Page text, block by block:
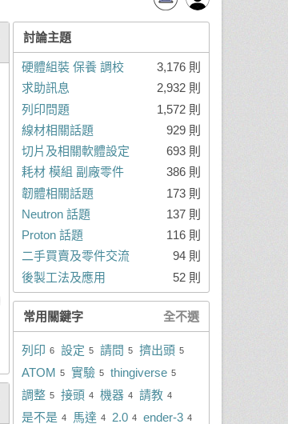
討論主題
3,176 則
硬體組裝 保養 調校
2,932 則
求助訊息
1,572 則
列印問題
929 則
線材相關話題
693 則
切片及相關軟體設定
386 則
耗材 模組 副廠零件
173 則
韌體相關話題
137 則
Neutron 話題
116 則
Proton 話題
94 則
二手買賣及零件交流
52 則
後製工法及應用
全不選
常用關鍵字
6
列印 5
設定 5
請問 5
擠出頭
5
ATOM 5
實驗 5
thingiverse
5
調整 4
接頭 4
機器 4
請教
4
是不是 4
馬達 4
2.0 4
ender-3